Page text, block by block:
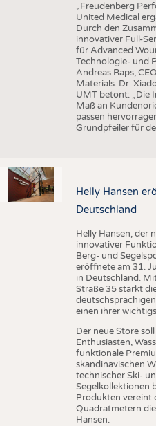
„Freudenberg
United Medical
Durch den
innovativer Full-
für Advanced
Technologie- und
Andreas Raps,
Materials. Dr.
UMT betont: „Die
Maß an
passen
Grundpfeiler für
Helly Hansen
Deutschland
Helly Hansen, der
innovativer
Berg- und
eröffnete am 31.
in Deutschland.
Straße 35 stärkt
einen ihrer
Der neue Store
Enthusiasten,
funktionale
skandinavischen
technischer Ski-
Segelkollektionen
Produkten vereint
Quadratmetern
Hansen.